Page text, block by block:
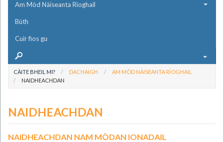
Am Mòd Nàiseanta Rìoghail
Bùth
Cuir fios gu
CÀITE BHEIL MI? DACHAIGH
AM MÒD NÀISEANTA RÌOGHAIL
NAIDHEACHDAN
NAIDHEACHDAN
NAIDHEACHDAN NAM MÒDAN IONADAIL